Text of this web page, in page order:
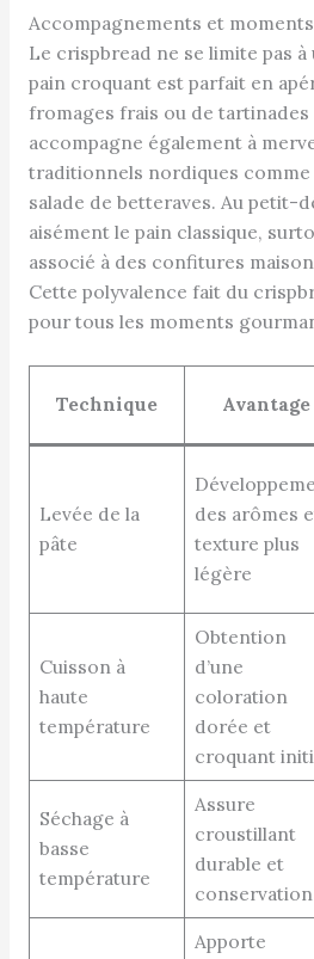
Accompagnements et
Le crispbread ne se limite pas à
pain croquant est parfait en
fromages frais ou de tartinades
accompagne également à
traditionnels nordiques comme
salade de betteraves. Au petit-
aisément le pain classique,
associé à des confitures
Cette polyvalence fait du
pour tous les moments
Technique Avantage
Levée de la
pâte
des arômes
texture plus
légère
Cuisson à
haute
température
Obtention
d’une
coloration
dorée et
croquant
Séchage à
basse
température
Assure
croustillant
durable et
conservation
Apporte